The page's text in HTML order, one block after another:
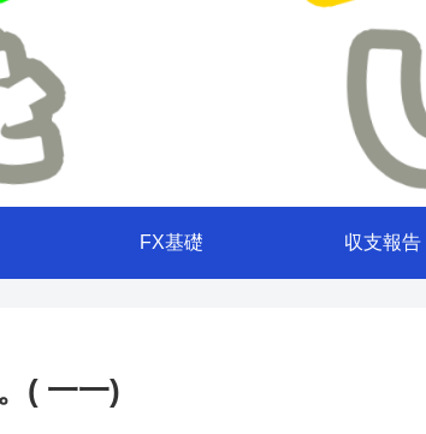
FX基礎 収支報告
( 一一)